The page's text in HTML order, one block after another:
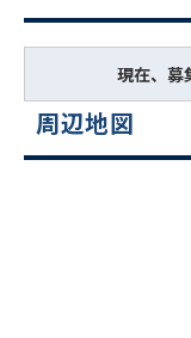
現在、募
周辺地図